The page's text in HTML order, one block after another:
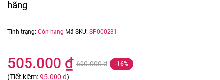
hãng
Tình trạng: Còn hàng Mã SKU: SP000231
505.000 ₫ 600.000 ₫ -16%
(Tiết kiệm:95.000 ₫)